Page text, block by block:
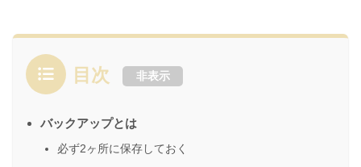
目次 非表示
バックアップとは
必ず2ヶ所に保存しておく